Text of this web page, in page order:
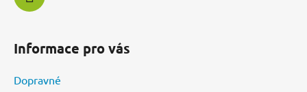
Informace pro vás
Dopravné